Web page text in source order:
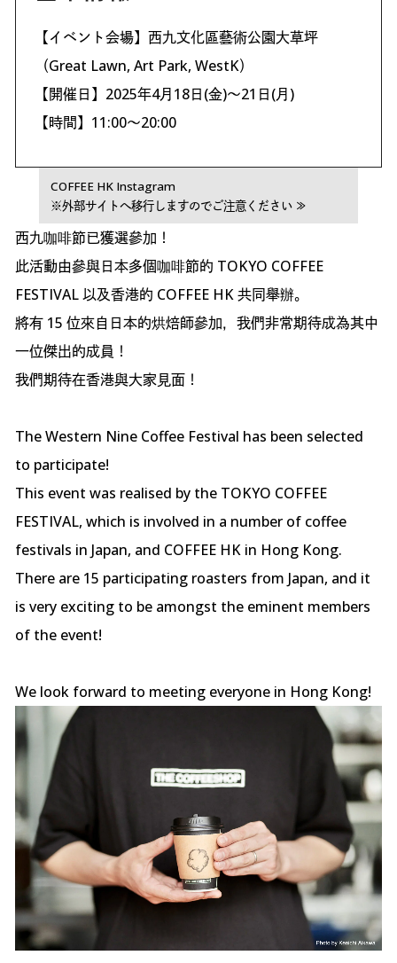
【イベント会場】西九文化區藝術公園大草坪
（Great Lawn, Art Park, WestK）
【開催日】2025年4月18日(金)～21日(月)
【時間】11:00〜20:00
COFFEE HK Instagram
※外部サイトへ移行しますのでご注意ください ≫
西九咖啡節已獲選參加！
此活動由參與日本多個咖啡節的 TOKYO COFFEE
FESTIVAL 以及香港的 COFFEE HK 共同舉辦。
將有 15 位來自日本的烘焙師參加，我們非常期待成為其中
一位傑出的成員！
我們期待在香港與大家見面！
The Western Nine Coffee Festival has been selected
to participate!
This event was realised by the TOKYO COFFEE
FESTIVAL, which is involved in a number of coffee
festivals in Japan, and COFFEE HK in Hong Kong.
There are 15 participating roasters from Japan, and it
is very exciting to be amongst the eminent members
of the event!
We look forward to meeting everyone in Hong Kong!